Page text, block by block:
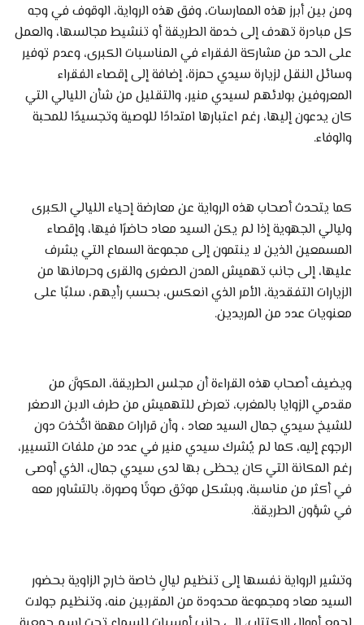
ومن بين أبرز هذه الممارسات، وفق هذه الرواية، الوقوف في وجه
كل مبادرة تهدف إلى خدمة الطريقة أو تنشيط مجالسها، والعمل
على الحد من مشاركة الفقراء في المناسبات الكبرى، وعدم توفير
وسائل النقل لزيارة سيدي حمزة، إضافة إلى إقصاء الفقراء
المعروفين بولائهم لسيدي منير، والتقليل من شأن الليالي التي
كان يدعون إليها، رغم اعتبارها امتدادًا للوصية وتجسيدًا للمحبة
والوفاء.
كما يتحدث أصحاب هذه الرواية عن معارضة إحياء الليالي الكبرى
وليالي الجهوية إذا لم يكن السيد معاد حاضرًا فيها، وإقصاء
المسمعين الذين لا ينتمون إلى مجموعة السماع التي يشرف
عليها، إلى جانب تهميش المدن الصغرى والقرى وحرمانها من
الزيارات التفقدية، الأمر الذي انعكس، بحسب رأيهم، سلبًا على
معنويات عدد من المريدين.
ويضيف أصحاب هذه القراءة أن مجلس الطريقة، المكوَّن من
مقدمي الزوايا بالمغرب، تعرض للتهميش من طرف الابن الاصغر
للشيخ سيدي جمال السيد معاد ، وأن قرارات مهمة اتُّخذت دون
الرجوع إليه، كما لم يُشرك سيدي منير في عدد من ملفات التسيير،
رغم المكانة التي كان يحظى بها لدى سيدي جمال، الذي أوصى
في أكثر من مناسبة، وبشكل موثق صوتًا وصورة، بالتشاور معه
في شؤون الطريقة.
وتشير الرواية نفسها إلى تنظيم ليالٍ خاصة خارج الزاوية بحضور
السيد معاد ومجموعة محدودة من المقربين منه، وتنظيم جولات